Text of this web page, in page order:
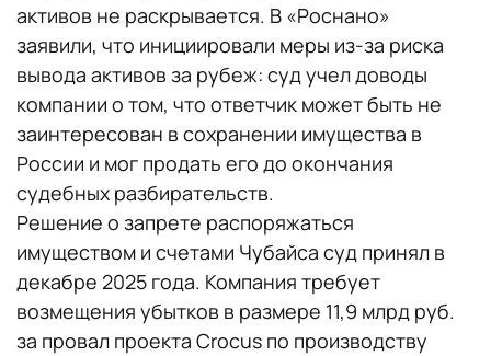
активов не раскрывается. В «Роснано»
заявили, что инициировали меры из-за риска
вывода активов за рубеж: суд учел доводы
компании о том, что ответчик может быть не
заинтересован в сохранении имущества в
России и мог продать его до окончания
судебных разбирательств.
Решение о запрете распоряжаться
имуществом и счетами Чубайса суд принял в
декабре 2025 года. Компания требует
возмещения убытков в размере 11,9 млрд руб.
за провал проекта Crocus по производству